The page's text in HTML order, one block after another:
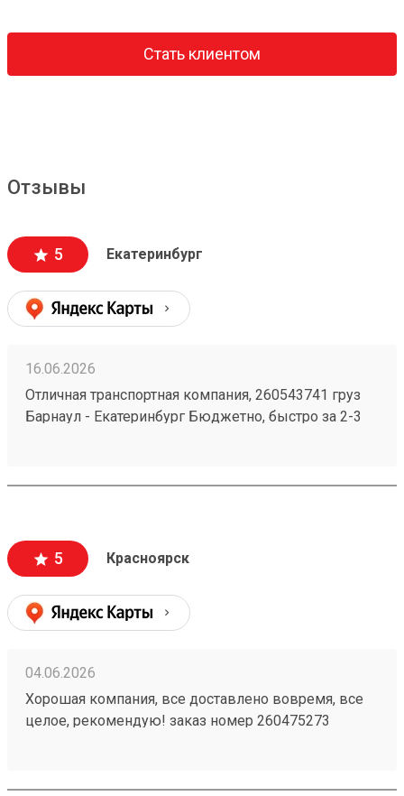
Стать клиентом
Отзывы
5 Екатеринбург
16.06.2026
Отличная транспортная компания, 260543741 груз
Барнаул - Екатеринбург Бюджетно, быстро за 2-3
плохого и неприятного момента не могу вспомнить.
5 Красноярск
04.06.2026
Хорошая компания, все доставлено вовремя, все
целое, рекомендую! заказ номер 260475273